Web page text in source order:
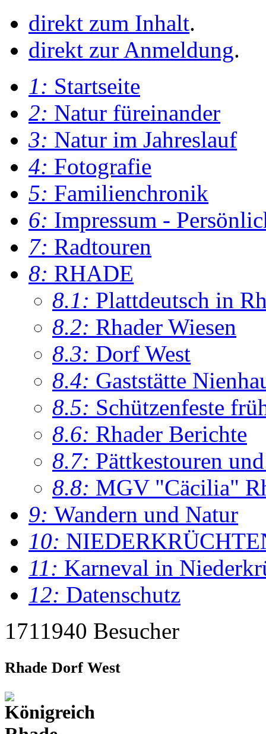
direkt zum Inhalt.
direkt zur Anmeldung.
1: Startseite
2: Natur füreinander
3: Natur im Jahreslauf
4: Fotografie
5: Familienchronik
6: Impressum -
7: Radtouren
8: RHADE
8.1: Plattdeutsch in
8.2: Rhader Wiesen
8.3: Dorf West
8.4: Gaststätte
8.5: Schützenfeste
8.6: Rhader Berichte
8.7: Pättkestouren
8.8: MGV "Cäcilia"
9: Wandern und Natur
10:
11: Karneval in
12: Datenschutz
1711940 Besucher
Rhade Dorf West